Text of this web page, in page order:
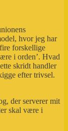
hvor jeg har
forskellige
i orden’. Hvad
skridt handler
efter trivsel.
der serverer mit
skal være i